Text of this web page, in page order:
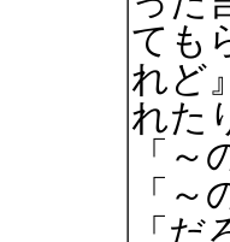
ても
れど
れた
「
「
「